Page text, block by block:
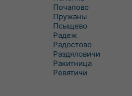
Почапово
Пружаны
Псыщево
Радеж
Радостово
Раздяловичи
Ракитница
Ревятичи